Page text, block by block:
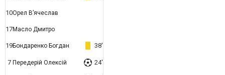
10Орел В’ячеслав
17Масло Дмитро
19Бондаренко Богдан 38'
7 Передерій Олексій 24'